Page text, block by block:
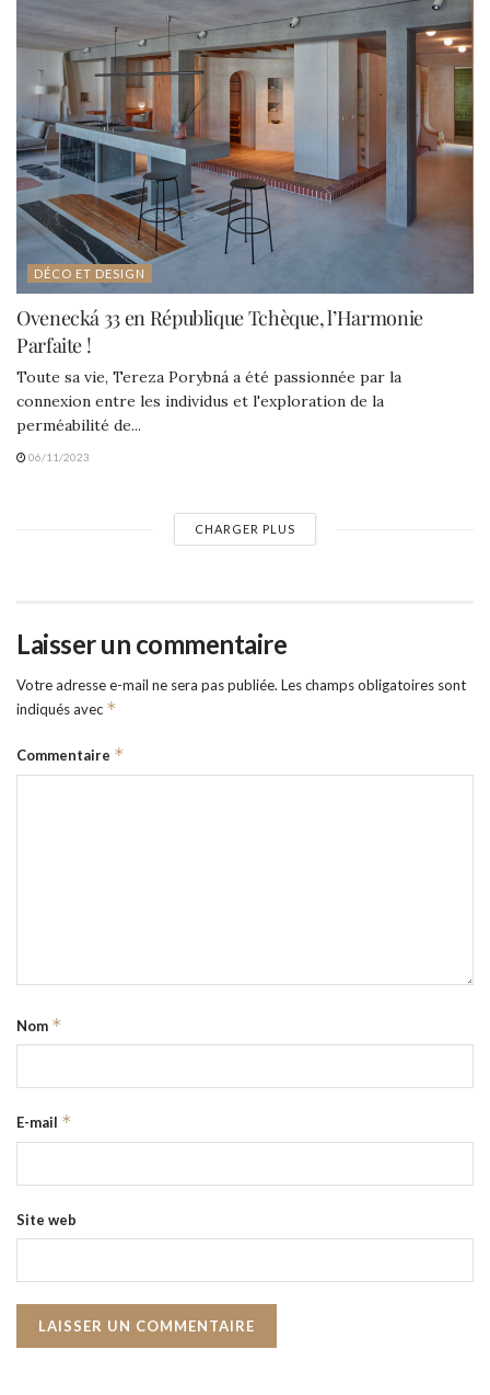
DÉCO ET DESIGN
Ovenecká 33 en République Tchèque, l’Harmonie
Parfaite !
Toute sa vie, Tereza Porybná a été passionnée par la
connexion entre les individus et l'exploration de la
perméabilité de...
06/11/2023
CHARGER PLUS
Laisser un commentaire
Votre adresse e-mail ne sera pas publiée. Les champs obligatoires sont
indiqués avec *
Commentaire *
Nom *
E-mail *
Site web